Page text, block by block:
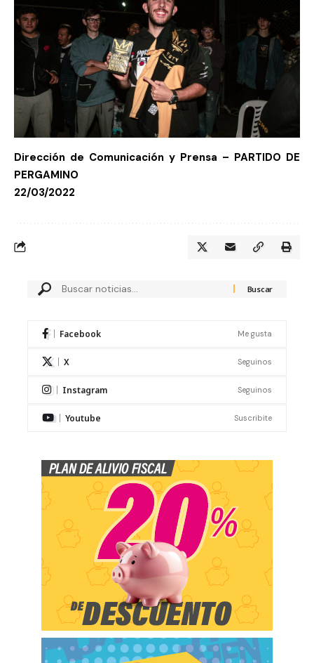
Dirección de Comunicación y Prensa – PARTIDO DE
PERGAMINO
22/03/2022
Facebook Me gusta
X Seguinos
Instagram Seguinos
Youtube Suscribite